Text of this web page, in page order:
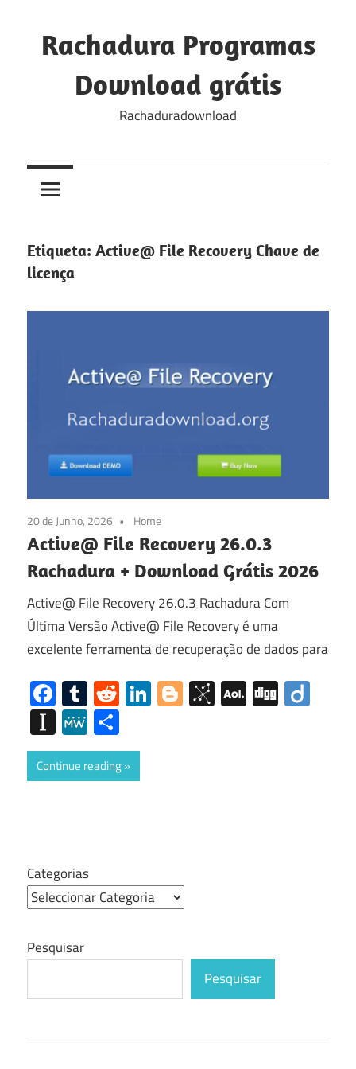
content
Rachadura Programas
Download grátis
Rachaduradownload
Etiqueta: Active@ File Recovery Chave de
licença
20 de Junho, 2026 Home
Active@ File Recovery 26.0.3
Rachadura + Download Grátis 2026
Active@ File Recovery 26.0.3 Rachadura Com
Última Versão Active@ File Recovery é uma
excelente ferramenta de recuperação de dados para
Facebook
Tumblr
RedditLinkedIn
Blogger
BibSonomy
AOL
Mail
Digg
Instapaper
MeWe
Continue reading
Categorias
Pesquisar
Pesquisar